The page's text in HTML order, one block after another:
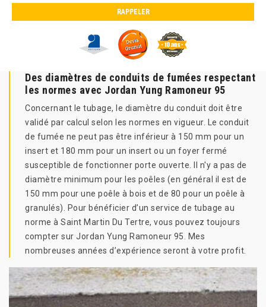
Des diamètres de conduits de fumées respectant
les normes avec Jordan Yung Ramoneur 95
Concernant le tubage, le diamètre du conduit doit être
validé par calcul selon les normes en vigueur. Le conduit
de fumée ne peut pas être inférieur à 150 mm pour un
insert et 180 mm pour un insert ou un foyer fermé
susceptible de fonctionner porte ouverte. Il n'y a pas de
diamètre minimum pour les poêles (en général il est de
150 mm pour une poêle à bois et de 80 pour un poêle à
granulés). Pour bénéficier d’un service de tubage au
norme à Saint Martin Du Tertre, vous pouvez toujours
compter sur Jordan Yung Ramoneur 95. Mes
nombreuses années d’expérience seront à votre profit.